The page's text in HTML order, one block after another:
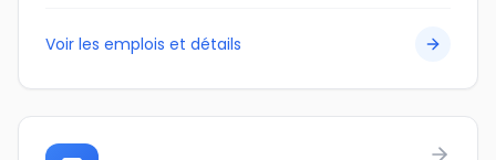
Voir les emplois et détails